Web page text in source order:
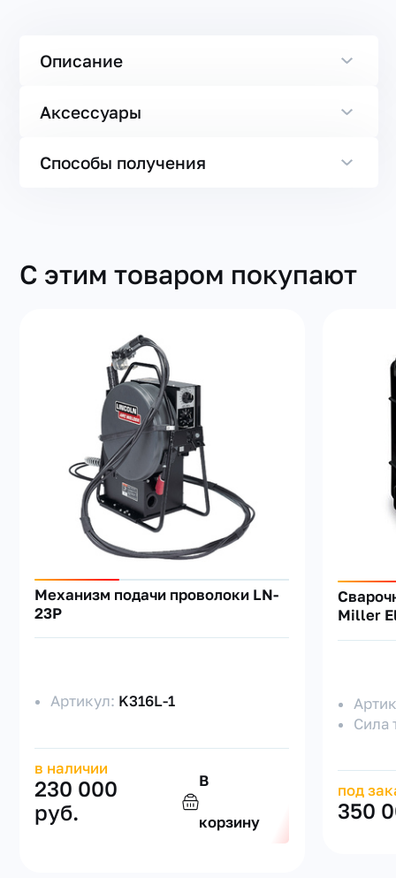
Описание
Аксессуары
Способы получения
С этим товаром покупают
Механизм подачи проволоки LN-
23P
Артикул: K316L-1
в наличии
230 000
руб.
В
корзину
Miller
Сила
под
350